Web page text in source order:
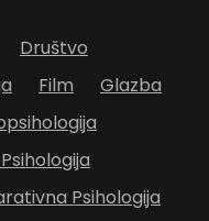
Društvo
Film
Glazba
Psihologija